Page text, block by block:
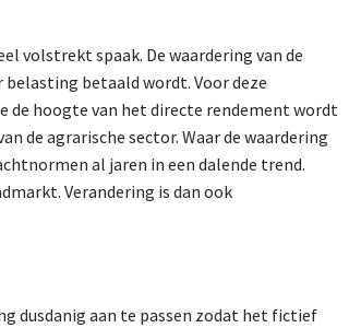
volstrekt spaak. De waardering van de
betaald wordt. Voor deze
de hoogte van het directe rendement wordt
de agrarische sector. Waar de waardering
al jaren in een dalende trend.
Verandering is dan ook
dusdanig aan te passen zodat het fictief